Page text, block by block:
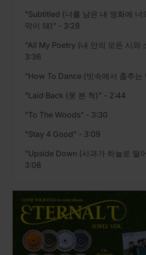
"Subtitled (너를 남은 내 영화에 너
막이 돼)" - 3:28
"All My Poetry (내 안의 모든 시와
3:36
"How To Dance (빗속에서 춤추
"Laid Back (못 본 척)" - 2:44
"To The Woods" - 3:30
"Stay 4 Good" - 3:09
"Upside Down (사과가 하늘로 떨
3:08